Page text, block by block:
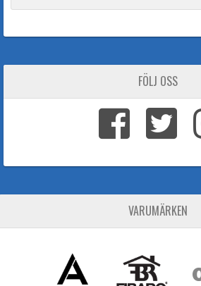
FÖLJ OSS
VARUMÄRKEN